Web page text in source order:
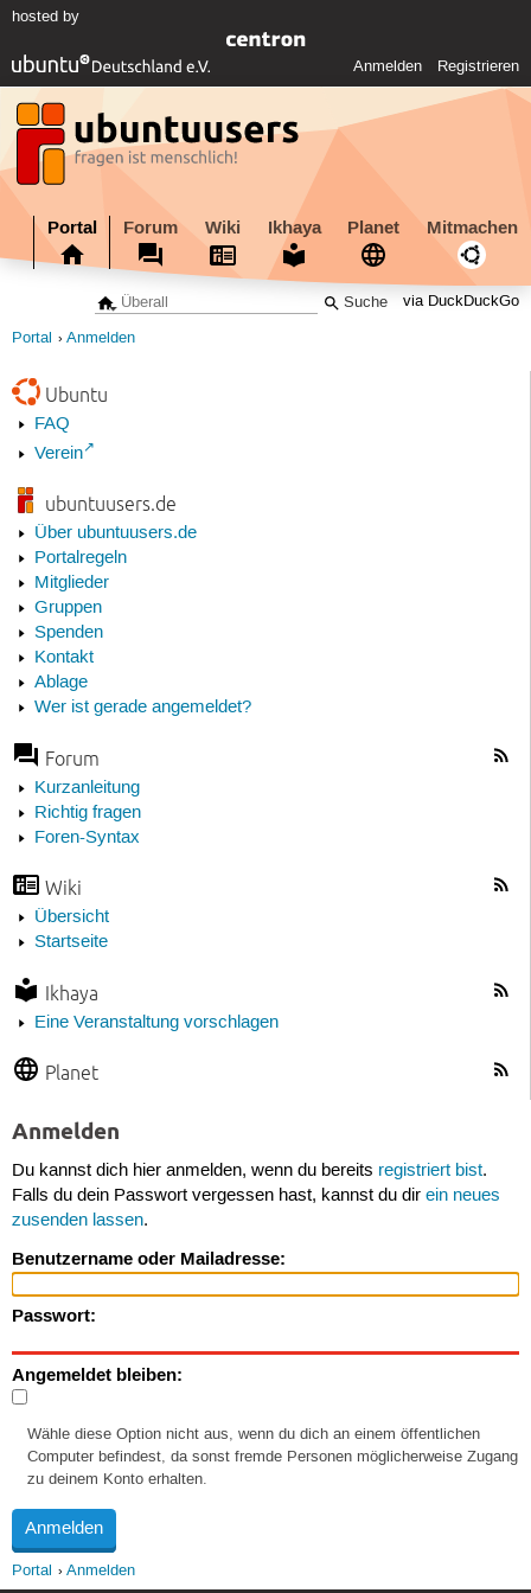
hosted by
Anmelden Registrieren
Portal Forum Wiki Ikhaya Planet Mitmachen
via DuckDuckGo
Portal Anmelden
Ubuntu
FAQ
Verein
ubuntuusers.de
Über ubuntuusers.de
Portalregeln
Mitglieder
Gruppen
Spenden
Kontakt
Ablage
Wer ist gerade angemeldet?
Forum
Kurzanleitung
Richtig fragen
Foren-Syntax
Wiki
Übersicht
Startseite
Ikhaya
Eine Veranstaltung vorschlagen
Planet
Anmelden
Du kannst dich hier anmelden, wenn du bereits registriert bist.
Falls du dein Passwort vergessen hast, kannst du dir ein neues
zusenden lassen.
Benutzername oder Mailadresse:
Passwort:
Angemeldet bleiben:
Wähle diese Option nicht aus, wenn du dich an einem öffentlichen
Computer befindest, da sonst fremde Personen möglicherweise Zugang
zu deinem Konto erhalten.
Portal Anmelden